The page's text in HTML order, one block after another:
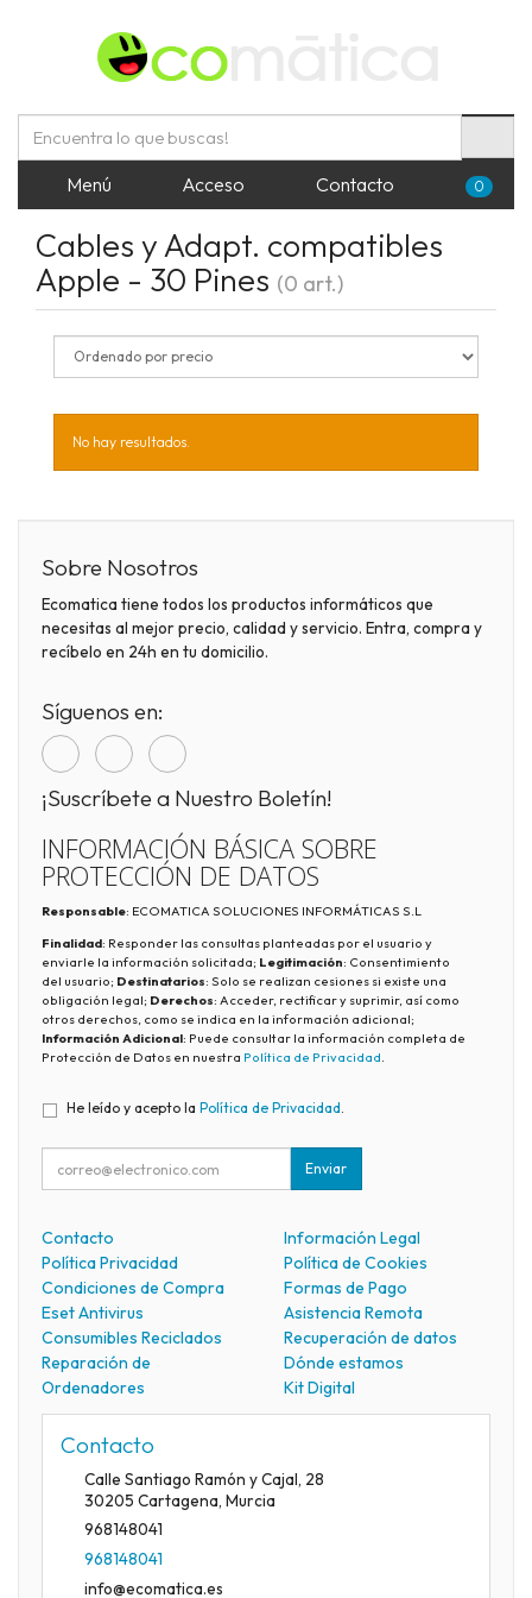
Menú Acceso Contacto 0
Cables y Adapt. compatibles
Apple - 30 Pines (0 art.)
No hay resultados.
Sobre Nosotros
Ecomatica tiene todos los productos informáticos que
necesitas al mejor precio, calidad y servicio. Entra, compra y
recíbelo en 24h en tu domicilio.
Síguenos en:
¡Suscríbete a Nuestro Boletín!
INFORMACIÓN BÁSICA SOBRE
PROTECCIÓN DE DATOS
Responsable: ECOMATICA SOLUCIONES INFORMÁTICAS S.L
Finalidad: Responder las consultas planteadas por el usuario y
enviarle la información solicitada; Legitimación: Consentimiento
del usuario; Destinatarios: Solo se realizan cesiones si existe una
obligación legal; Derechos: Acceder, rectificar y suprimir, así como
otros derechos, como se indica en la información adicional;
Información Adicional: Puede consultar la información completa de
Protección de Datos en nuestra Política de Privacidad
He leído y acepto la Política de Privacidad.
Enviar
Contacto
Información Legal
Política Privacidad
Política de Cookies
Condiciones de Compra
Formas de Pago
Eset Antivirus
Asistencia Remota
Consumibles Reciclados
Recuperación de datos
Reparación de
Ordenadores
Dónde estamos
Kit Digital
Contacto
Calle Santiago Ramón y Cajal, 28
30205 Cartagena, Murcia
968148041
968148041
info@ecomatica.es